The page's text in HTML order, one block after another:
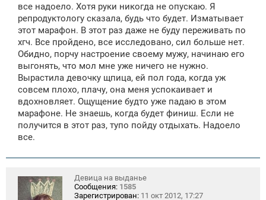
все надоело. Хотя руки никогда не опускаю. Я
репродуктологу сказала, будь что будет. Изматывает
этот марафон. В этот раз даже не буду переживать по
хгч. Все пройдено, все исследовано, сил больше нет.
Обидно, порчу настроение своему мужу, начинаю его
выгонять, что мол мне уже ничего не нужно.
Вырастила девочку щпица, ей пол года, когда уж
совсем плохо, плачу, она меня успокаивает и
вдохновляет. Ощущение будто уже падаю в этом
марафоне. Не знаешь, когда будет финиш. Если не
получится в этот раз, тупо пойду отдыхать. Надоело
все.
Девица на выданье
Сообщения: 1585
Зарегистрирован: 11 окт 2012, 17:27